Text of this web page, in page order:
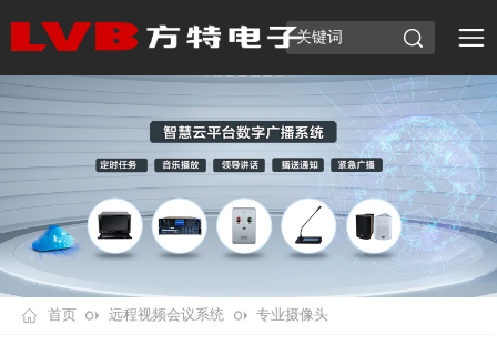
首页 远程视频会议系统 专业摄像头